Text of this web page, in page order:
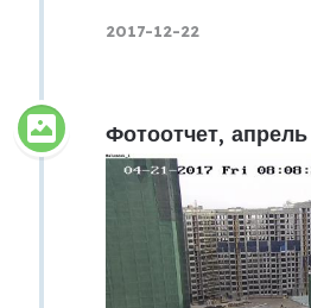
2017-12-22
Фотоотчет,